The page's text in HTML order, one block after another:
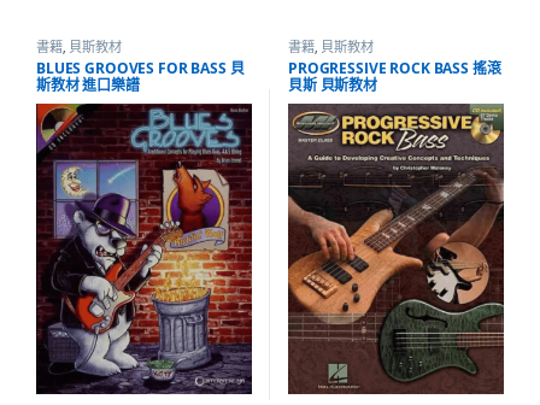
書籍, 貝斯教材
BLUES GROOVES FOR BASS 貝
斯教材 進口樂譜
書籍, 貝斯教材
PROGRESSIVE ROCK BASS 搖滾
貝斯 貝斯教材